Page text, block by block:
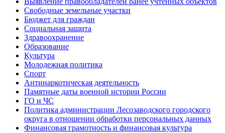
Свободные земельные участки
Бюджет для граждан
Социальная защита
Здравоохранение
Образование
Культура
Молодежная политика
Спорт
Антинаркотическая деятельность
Памятные даты военной истории России
ГО и ЧС
Политика администрации Лесозаводского городского
округа в отношении обработки персональных данных
Финансовая грамотность и финансовая культура